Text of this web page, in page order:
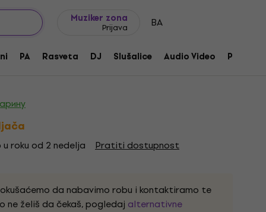
Muziker zona
Prijava BA
PA Rasveta DJ Slušalice Audio Video Pribor
5S Set Black Pick-up za bas gitare
230420
roku od 2 nedelja Pratiti dostupnost
da nabavimo robu i kontaktiramo te
ne želiš da čekaš, pogledaj alternativne